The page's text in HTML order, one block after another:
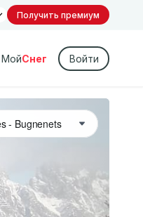
Получить премиум
МойСнег Войти